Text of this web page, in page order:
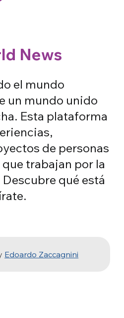
News
el mundo
un mundo unido
Esta plataforma
de personas
trabajan por la
qué está
Nolan:
de un nuevo
Edoardo Zaccagnini